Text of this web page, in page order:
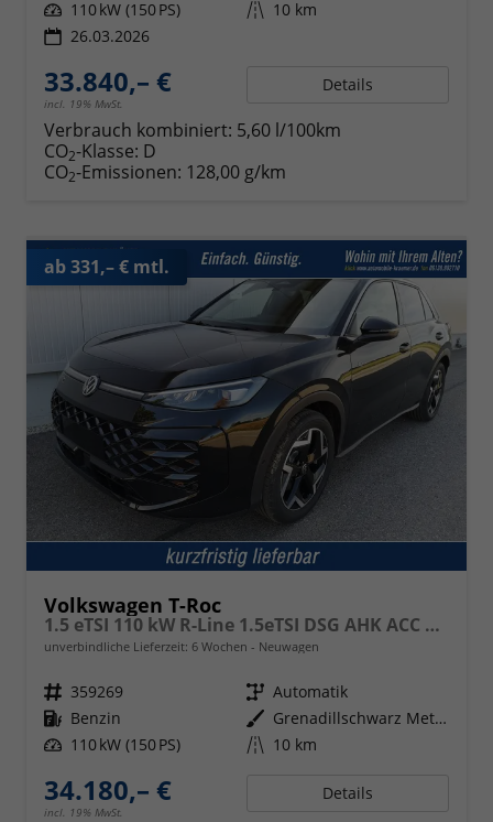
Leistung 110 kW (150 PS) Kilometerstand 10 km
26.03.2026
33.840,– €
incl. 19% MwSt.
Details
Verbrauch kombiniert: 5,60 l/100km
CO2-Klasse: D
CO2-Emissionen: 128,00 g/km
ab 331,– € mtl.
Volkswagen T-Roc
1.5 eTSI 110 kW R-Line 1.5eTSI DSG AHK ACC el. Hk 18 Zoll
unverbindliche Lieferzeit: 6 Wochen Neuwagen
Fahrzeugnr. 359269 Getriebe Automatik
Kraftstoff Benzin Außenfarbe
Grenadillschwarz Metallic
Leistung 110 kW (150 PS) Kilometerstand 10 km
34.180,– €
incl. 19% MwSt.
Details